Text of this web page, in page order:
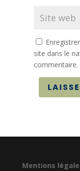
site dans le
commentaire.
Mentions